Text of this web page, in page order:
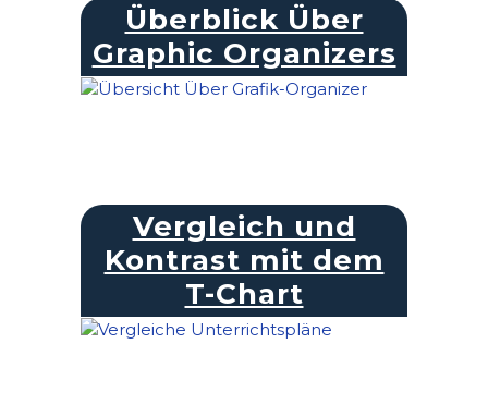
Überblick Über
Graphic Organizers
Vergleich und
Kontrast mit dem
T-Chart